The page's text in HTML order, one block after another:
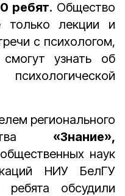
ребят. Общество
только лекции и
с психологом,
узнать об
регионального
«Знание»,
наук
НИУ БелГУ
ребята обсудили